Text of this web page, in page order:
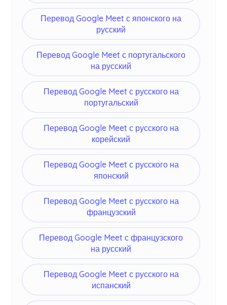
Перевод Google Meet с японского на
русский
Перевод Google Meet с португальского
на русский
Перевод Google Meet с русского на
португальский
Перевод Google Meet с русского на
корейский
Перевод Google Meet с русского на
японский
Перевод Google Meet с русского на
французский
Перевод Google Meet с французского
на русский
Перевод Google Meet с русского на
испанский